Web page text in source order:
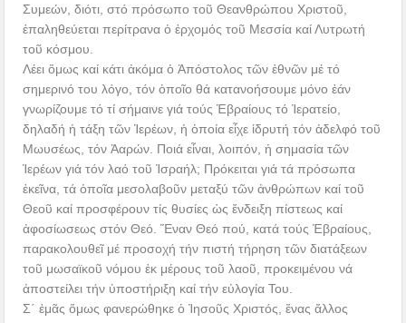
Συμεών, διότι, στό πρόσωπο τοῦ Θεανθρώπου Χριστοῦ,
ἐπαληθεύεται περίτρανα ὁ ἐρχομός τοῦ Μεσσία καί Λυτρωτή
τοῦ κόσμου.
Λέει ὅμως καί κάτι ἀκόμα ὁ Ἀπόστολος τῶν ἐθνῶν μέ τό
σημερινό του λόγο, τόν ὁποῖο θά κατανοήσουμε μόνο ἐάν
γνωρίζουμε τό τί σήμαινε γιά τούς Ἑβραίους τό Ἱερατείο,
δηλαδή ἡ τάξη τῶν Ἱερέων, ἡ ὁποία εἶχε ἱδρυτή τόν ἀδελφό τοῦ
Μωυσέως, τόν Ἀαρών. Ποιά εἶναι, λοιπόν, ἡ σημασία τῶν
Ἱερέων γιά τόν λαό τοῦ Ἰσραήλ; Πρόκειται γιά τά πρόσωπα
ἐκεῖνα, τά ὁποῖα μεσολαβοῦν μεταξύ τῶν ἀνθρώπων καί τοῦ
Θεοῦ καί προσφέρουν τίς θυσίες ὡς ἔνδειξη πίστεως καί
ἀφοσίωσεως στόν Θεό. Ἕναν Θεό πού, κατά τούς Ἑβραίους,
παρακολουθεῖ μέ προσοχή τήν πιστή τήρηση τῶν διατάξεων
τοῦ μωσαϊκοῦ νόμου ἐκ μέρους τοῦ λαοῦ, προκειμένου νά
ἀποστείλει τήν ὑποστήριξη καί τήν εὐλογία Του.
Σ΄ ἐμᾶς ὅμως φανερώθηκε ὁ Ἰησοῦς Χριστός, ἕνας ἄλλος